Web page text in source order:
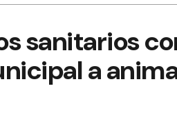
sanitarios
a